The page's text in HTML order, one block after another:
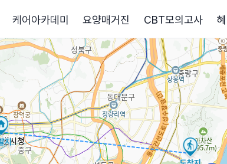
케어아카데미 요양매거진 CBT모의고사